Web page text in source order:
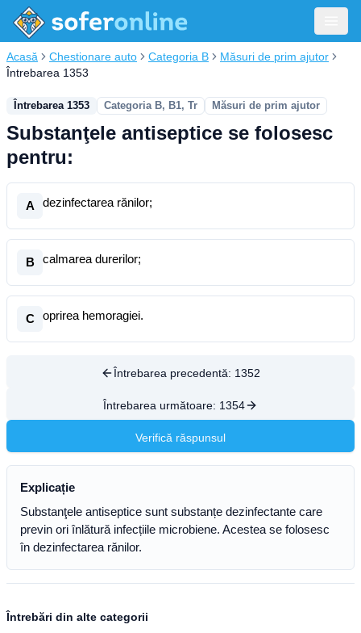
Acasă Chestionare auto Categoria B
Măsuri de prim ajutor
Întrebarea 1353
Întrebarea 1353 Categoria B, B1, Tr Măsuri de prim ajutor
Substanţele antiseptice se folosesc
pentru:
A dezinfectarea rănilor;
B calmarea durerilor;
C oprirea hemoragiei.
Întrebarea precedentă: 1352
Întrebarea următoare: 1354
Verifică răspunsul
Explicație
Substanţele antiseptice sunt substanțe dezinfectante care
previn ori înlă­tură infecțiile microbiene. Acestea se folosesc
în dezinfectarea rănilor.
Întrebări din alte categorii